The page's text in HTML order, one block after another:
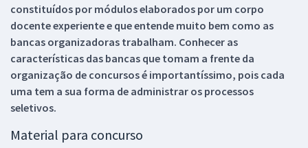
constituídos por módulos elaborados por um corpo
docente experiente e que entende muito bem como as
bancas organizadoras trabalham. Conhecer as
características das bancas que tomam a frente da
organização de concursos é importantíssimo, pois cada
uma tem a sua forma de administrar os processos
seletivos.
Material para concurso